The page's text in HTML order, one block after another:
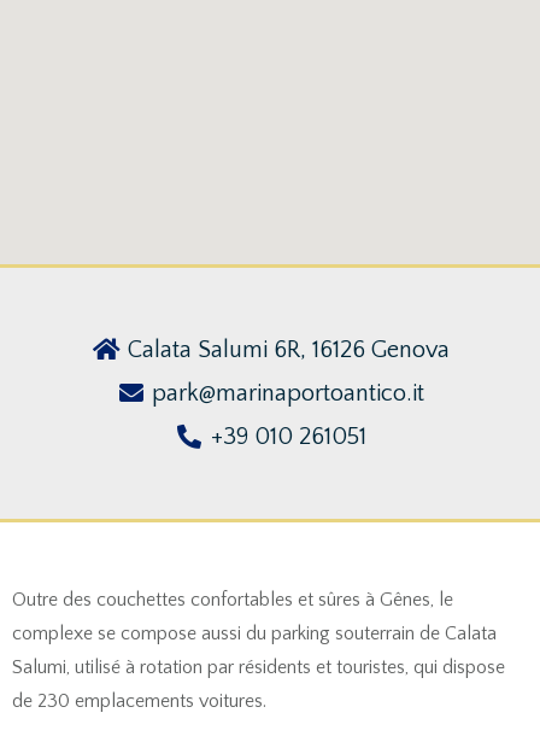
Calata Salumi 6R, 16126 Genova
park@marinaportoantico.it
+39 010 261051
Outre des couchettes confortables et sûres à Gênes, le
complexe se compose aussi du parking souterrain de Calata
Salumi, utilisé à rotation par résidents et touristes, qui dispose
de 230 emplacements voitures.